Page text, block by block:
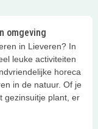
omgeving
in Lieveren? In
leuke activiteiten
horeca
in de natuur. Of je
gezinsuitje plant, er